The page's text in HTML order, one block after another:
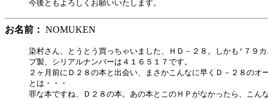
お名前： NOMUKEN
染村さん、とうとう買っちゃいました、ＨＤ－２８。しかも'７９
プ製、シリアルナンバーは４１６５１７です。
２ヶ月前にＤ２８の本と出会い、まさかこんなに早くＤ－２８のオ
とは・・・
罪な本ですね、Ｄ２８の本。あの本とこのＨＰがなかったら、こん